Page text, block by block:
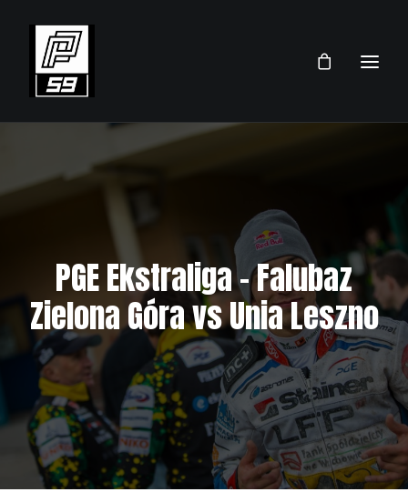
PRZEMEK PAWLICKI
AKTUALNOŚCI
TERMINARZ 2026
KONTAKT
PGE Ekstraliga – Falubaz
Zielona Góra vs Unia Leszno